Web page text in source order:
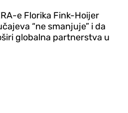
e Florika Fink-Hoijer
“ne smanjuje” i da
globalna partnerstva u